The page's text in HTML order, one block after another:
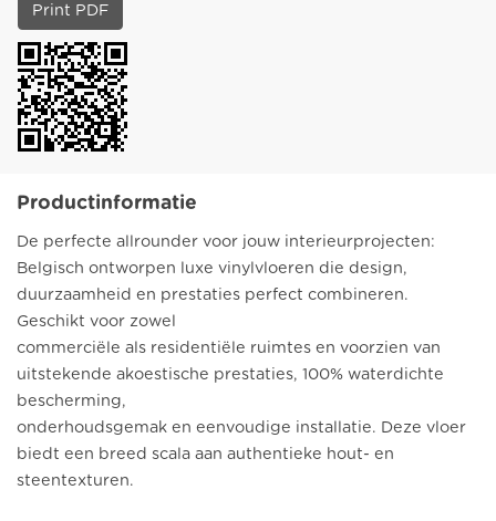
Print PDF
Productinformatie
De perfecte allrounder voor jouw interieurprojecten:
Belgisch ontworpen luxe vinylvloeren die design,
duurzaamheid en prestaties perfect combineren.
Geschikt voor zowel
commerciële als residentiële ruimtes en voorzien van
uitstekende akoestische prestaties, 100% waterdichte
bescherming,
onderhoudsgemak en eenvoudige installatie. Deze vloer
biedt een breed scala aan authentieke hout- en
steentexturen.